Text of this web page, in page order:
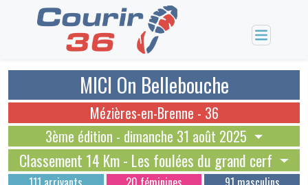
MICI On Bellebouche
3ème édition - dimanche 31 août 2025
Mézières-en-Brenne - 36
Classement 14 Km - Les foulées du grand cerf